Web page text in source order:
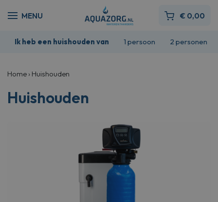
€0,00
Ik heb een huishouden van 1 persoon 2 personen
Home › Huishouden
Huishouden